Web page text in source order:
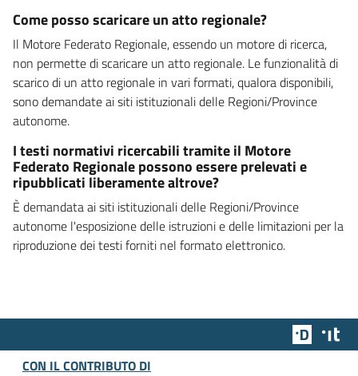
Come posso scaricare un atto regionale?
Il Motore Federato Regionale, essendo un motore di ricerca,
non permette di scaricare un atto regionale. Le funzionalità di
scarico di un atto regionale in vari formati, qualora disponibili,
sono demandate ai siti istituzionali delle Regioni/Province
autonome.
I testi normativi ricercabili tramite il Motore
Federato Regionale possono essere prelevati e
ripubblicati liberamente altrove?
È demandata ai siti istituzionali delle Regioni/Province
autonome l'esposizione delle istruzioni e delle limitazioni per la
riproduzione dei testi forniti nel formato elettronico.
Team
CON IL CONTRIBUTO DI